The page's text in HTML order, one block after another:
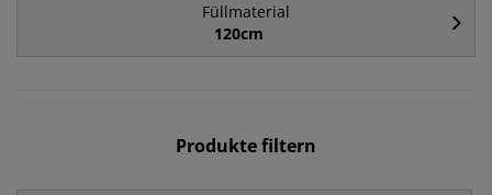
Füllmaterial
120cm
Produkte filtern